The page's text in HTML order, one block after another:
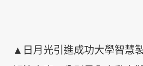
▲日月光引進成功大學智慧